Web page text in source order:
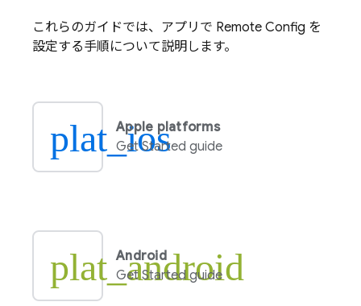
これらのガイドでは、アプリで Remote Config を
設定する手順について説明します。
plat_ios
Apple platforms
Get Started guide
plat_android
Android
Get Started guide